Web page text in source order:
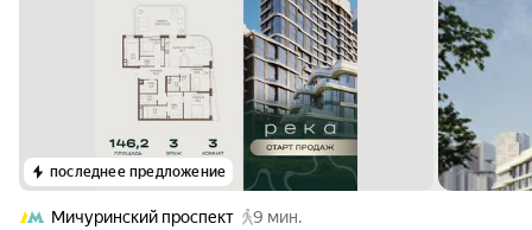
последнее предложение
Мичуринский проспект
9 мин.